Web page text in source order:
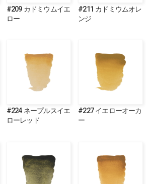
#209 カドミウムイエ
ロー
#211 カドミウムオレ
ンジ
#224 ネープルスイエ
ローレッド
#227 イエローオーカ
ー